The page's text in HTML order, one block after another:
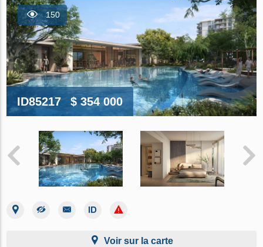
150
ID85217 $ 354 000
Voir sur la carte